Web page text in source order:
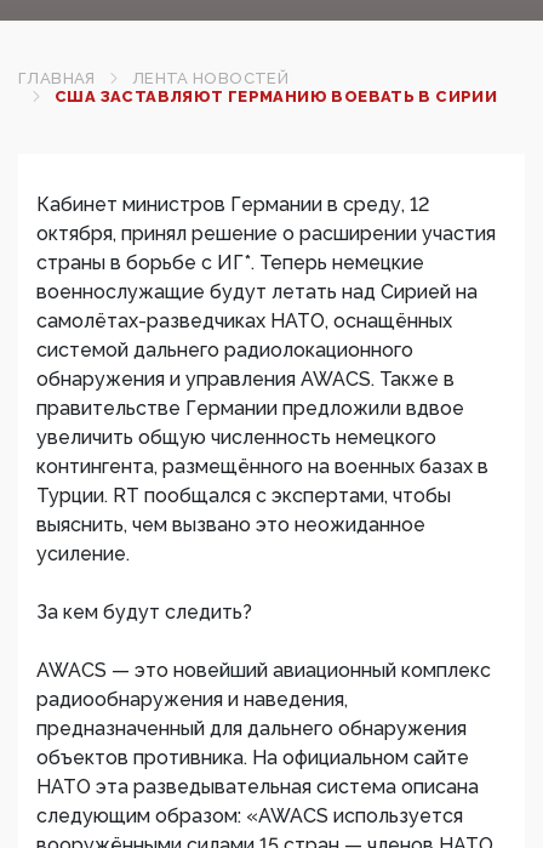
ГЛАВНАЯ
ЛЕНТА НОВОСТЕЙ
США ЗАСТАВЛЯЮТ ГЕРМАНИЮ ВОЕВАТЬ В СИРИИ
Кабинет министров Германии в среду, 12
октября, принял решение о расширении участия
страны в борьбе с ИГ*. Теперь немецкие
военнослужащие будут летать над Сирией на
самолётах-разведчиках НАТО, оснащённых
системой дальнего радиолокационного
обнаружения и управления AWACS. Также в
правительстве Германии предложили вдвое
увеличить общую численность немецкого
контингента, размещённого на военных базах в
Турции. RT пообщался с экспертами, чтобы
выяснить, чем вызвано это неожиданное
усиление.
За кем будут следить?
AWACS — это новейший авиационный комплекс
радиообнаружения и наведения,
предназначенный для дальнего обнаружения
объектов противника. На официальном сайте
НАТО эта разведывательная система описана
следующим образом: «AWACS используется